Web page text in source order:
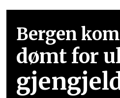
Bergen
dømt for